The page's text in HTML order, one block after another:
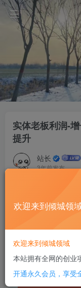
实体老板利润-
提升
站长
3年前发布
实体老板利润-增长
此内容为付费资源
SVIP全站会员
欢迎来到倾城领
欢迎来到倾城领域
本站拥有全网的创业
开通永久会员，享受